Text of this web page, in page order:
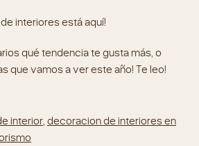
interiores está aquí!
qué tendencia te gusta más, o
que vamos a ver este año! Te leo!
interior,decoracion de interiores en